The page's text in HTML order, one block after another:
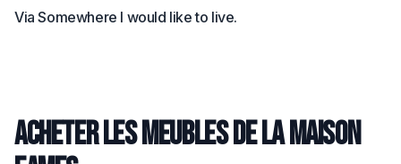
Via Somewhere I would like to live.
Acheter les meubles de la maison